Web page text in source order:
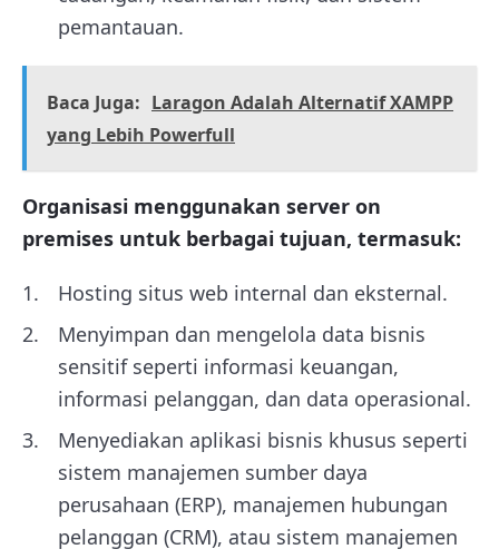
pemantauan.
Baca Juga: Laragon Adalah Alternatif XAMPP
yang Lebih Powerfull
Organisasi menggunakan server on
premises untuk berbagai tujuan, termasuk:
Hosting situs web internal dan eksternal.
Menyimpan dan mengelola data bisnis
sensitif seperti informasi keuangan,
informasi pelanggan, dan data operasional.
Menyediakan aplikasi bisnis khusus seperti
sistem manajemen sumber daya
perusahaan (ERP), manajemen hubungan
pelanggan (CRM), atau sistem manajemen